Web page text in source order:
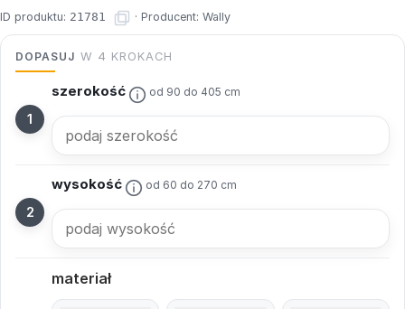
ID produktu: 21781 · Producent: Wally
DOPASUJ W 4 KROKACH
szerokość od 90 do 405 cm
wysokość od 60 do 270 cm
materiał